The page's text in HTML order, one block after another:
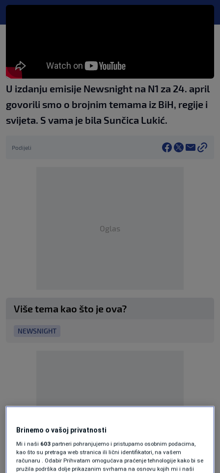
U izdanju emisije Newsnight na N1 za 24. april
govorili smo o brojnim temama iz BiH, regije i
svijeta. S vama je bila Sunčica Lukić.
Podijeli
Oglas
Više tema kao što je ova?
NEWSNIGHT
Brinemo o vašoj privatnosti
Mi i naši 603 partneri pohranjujemo i pristupamo osobnim podacima,
kao što su pretraga web stranica ili lični identifikatori, na vašem
računaru . Odabir Prihvatam omogućava praćenje tehnologije kako bi se
pružila podrška dolje prikazanim svrhama na osnovu kojih mi i naši